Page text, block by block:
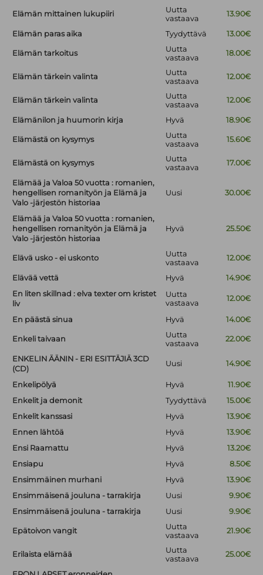
Elämän mittainen lukupiiri
Uutta
vastaava
13.90€
Elämän paras aika Tyydyttävä 13.00€
Elämän tarkoitus
Uutta
vastaava
18.00€
Elämän tärkein valinta
Uutta
vastaava
12.00€
Elämän tärkein valinta
Uutta
vastaava
12.00€
Elämänilon ja huumorin kirja Hyvä 18.90€
Elämästä on kysymys
Uutta
vastaava
15.60€
Elämästä on kysymys
Uutta
vastaava
17.00€
Elämää ja Valoa 50 vuotta : romanien,
hengellisen romanityön ja Elämä ja
Valo -järjestön historiaa
Uusi 30.00€
Elämää ja Valoa 50 vuotta : romanien,
hengellisen romanityön ja Elämä ja
Valo -järjestön historiaa
Hyvä 25.50€
Elävä usko - ei uskonto
Uutta
vastaava
12.00€
Elävää vettä Hyvä
14.90€
En liten skillnad : elva texter om kristet
liv
Uutta
vastaava
12.00€
En päästä sinua Hyvä 14.00€
Enkeli taivaan
Uutta
vastaava
22.00€
ENKELIN ÄÄNIN - ERI ESITTÄJIÄ 3CD
(CD)
Uusi 14.90€
Enkelipölyä Hyvä
11.90€
Enkelit ja demonit
Tyydyttävä
15.00€
Enkelit kanssasi
Hyvä
13.90€
Ennen lähtöä
Hyvä
13.90€
Ensi Raamattu
Hyvä
13.20€
Ensiapu
Hyvä
8.50€
Ensimmäinen murhani
Hyvä
13.90€
Ensimmäisenä jouluna - tarrakirja
Uusi
9.90€
Ensimmäisenä jouluna - tarrakirja
Uusi 9.90€
Epätoivon vangit
Uutta
vastaava
21.90€
Erilaista elämää
Uutta
vastaava
25.00€